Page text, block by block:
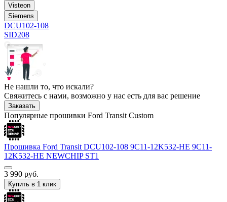
Visteon
Siemens
DCU102-108
SID208
Не нашли то, что искали?
Свяжитесь с нами, возможно у нас есть для вас решение
Заказать
Популярные прошивки Ford Transit Custom
Прошивка Ford Transit DCU102-108 9C11-12K532-HE 9C11-
12K532-HE NEWCHIP ST1
3 990 руб.
Купить в 1 клик